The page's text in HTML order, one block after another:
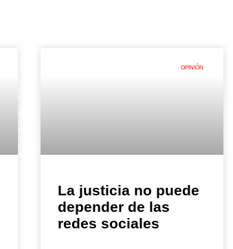
OPINIÓN
La justicia no puede
depender de las
redes sociales